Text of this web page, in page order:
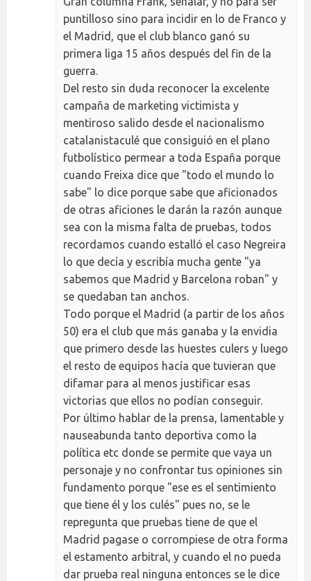
puntilloso sino para incidir en lo de Franco y
el Madrid, que el club blanco ganó su
primera liga 15 años después del fin de la
guerra.
Del resto sin duda reconocer la excelente
campaña de marketing victimista y
mentiroso salido desde el nacionalismo
catalanistaculé que consiguió en el plano
futbolístico permear a toda España porque
cuando Freixa dice que "todo el mundo lo
sabe" lo dice porque sabe que aficionados
de otras aficiones le darán la razón aunque
sea con la misma falta de pruebas, todos
recordamos cuando estalló el caso Negreira
lo que decía y escribía mucha gente "ya
sabemos que Madrid y Barcelona roban" y
se quedaban tan anchos.
Todo porque el Madrid (a partir de los años
50) era el club que más ganaba y la envidia
que primero desde las huestes culers y luego
el resto de equipos hacía que tuvieran que
difamar para al menos justificar esas
victorias que ellos no podían conseguir.
Por último hablar de la prensa, lamentable y
nauseabunda tanto deportiva como la
política etc donde se permite que vaya un
personaje y no confrontar tus opiniones sin
fundamento porque "ese es el sentimiento
que tiene él y los culés" pues no, se le
repregunta que pruebas tiene de que el
Madrid pagase o corrompiese de otra forma
el estamento arbitral, y cuando el no pueda
dar prueba real ninguna entonces se le dice